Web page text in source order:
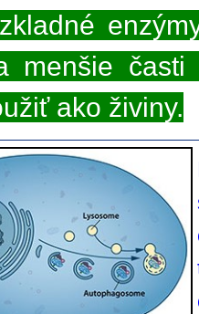
menšie
ako živiny.